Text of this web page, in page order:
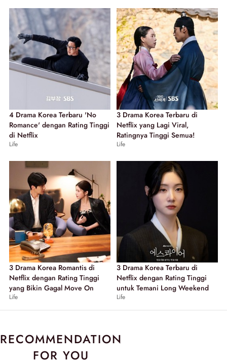
4 Drama Korea Terbaru 'No
Romance' dengan Rating Tinggi
di Netflix
Life
3 Drama Korea Terbaru di
Netflix yang Lagi Viral,
Ratingnya Tinggi Semua!
Life
3 Drama Korea Romantis di
Netflix dengan Rating Tinggi
yang Bikin Gagal Move On
Life
3 Drama Korea Terbaru di
Netflix dengan Rating Tinggi
untuk Temani Long Weekend
Life
RECOMMENDATION
FOR YOU